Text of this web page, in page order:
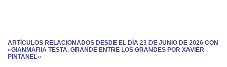
ARTÍCULOS RELACIONADOS DESDE EL DÍA 23 DE JUNIO DE 2026 CON
«GIANMARIA TESTA, GRANDE ENTRE LOS GRANDES POR XAVIER
PINTANEL»